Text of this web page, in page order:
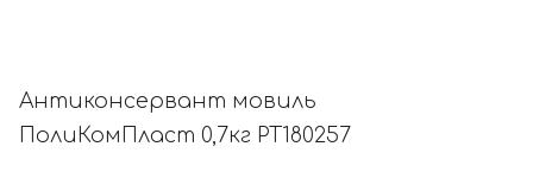
Антиконсервант мовиль
ПолиКомПласт 0,7кг РТ180257